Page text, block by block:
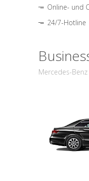
Online- und
24/7-Hotline
Mercedes-